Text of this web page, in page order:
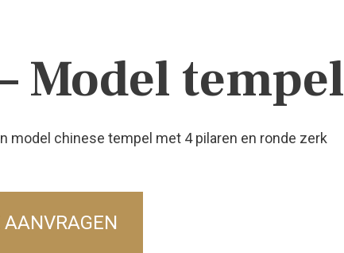
Model tempel
model chinese tempel met 4 pilaren en ronde zerk
AANVRAGEN